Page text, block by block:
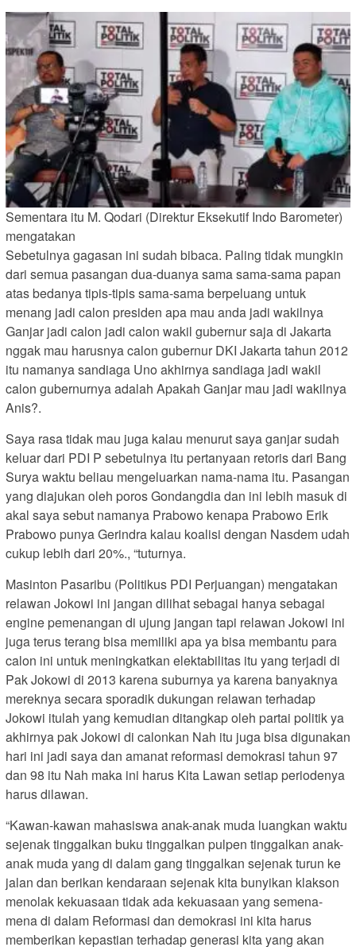
Sementara itu M. Qodari (Direktur Eksekutif Indo Barometer)
mengatakan
Sebetulnya gagasan ini sudah bibaca. Paling tidak mungkin
dari semua pasangan dua-duanya sama sama-sama papan
atas bedanya tipis-tipis sama-sama berpeluang untuk
menang jadi calon presiden apa mau anda jadi wakilnya
Ganjar jadi calon jadi calon wakil gubernur saja di Jakarta
nggak mau harusnya calon gubernur DKI Jakarta tahun 2012
itu namanya sandiaga Uno akhirnya sandiaga jadi wakil
calon gubernurnya adalah Apakah Ganjar mau jadi wakilnya
Anis?.
Saya rasa tidak mau juga kalau menurut saya ganjar sudah
keluar dari PDI P sebetulnya itu pertanyaan retoris dari Bang
Surya waktu beliau mengeluarkan nama-nama itu. Pasangan
yang diajukan oleh poros Gondangdia dan ini lebih masuk di
akal saya sebut namanya Prabowo kenapa Prabowo Erik
Prabowo punya Gerindra kalau koalisi dengan Nasdem udah
cukup lebih dari 20%., “tuturnya.
Masinton Pasaribu (Politikus PDI Perjuangan) mengatakan
relawan Jokowi ini jangan dilihat sebagai hanya sebagai
engine pemenangan di ujung jangan tapi relawan Jokowi ini
juga terus terang bisa memiliki apa ya bisa membantu para
calon ini untuk meningkatkan elektabilitas itu yang terjadi di
Pak Jokowi di 2013 karena suburnya ya karena banyaknya
mereknya secara sporadik dukungan relawan terhadap
Jokowi itulah yang kemudian ditangkap oleh partai politik ya
akhirnya pak Jokowi di calonkan Nah itu juga bisa digunakan
hari ini jadi saya dan amanat reformasi demokrasi tahun 97
dan 98 itu Nah maka ini harus Kita Lawan setiap periodenya
harus dilawan.
“Kawan-kawan mahasiswa anak-anak muda luangkan waktu
sejenak tinggalkan buku tinggalkan pulpen tinggalkan anak-
anak muda yang di dalam gang tinggalkan sejenak turun ke
jalan dan berikan kendaraan sejenak kita bunyikan klakson
menolak kekuasaan tidak ada kekuasaan yang semena-
mena di dalam Reformasi dan demokrasi ini kita harus
memberikan kepastian terhadap generasi kita yang akan